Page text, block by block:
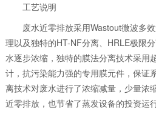
工艺说明
废水近零排放采用Wastout微波多效
理以及独特的HT-NF分离、HRLE极限
水逐步浓缩，独特的膜法分离技术采用
计，抗污染能力强的专用膜元件，保证
离技术对废水进行了浓缩减量，少量浓
近零排放，也节省了蒸发设备的投资运行